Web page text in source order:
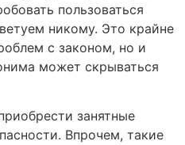
пользоваться
никому. Это крайне
с законом, но и
может скрываться
занятные
Впрочем, такие